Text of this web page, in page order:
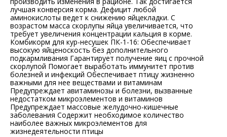
лучшая конверсия корма. Дефицит любой
аминокислоты ведет к снижению яйцекладки. С
возрастом масса скорлупы яйца увеличивается, что
требует увеличения концентрации кальция в корме.
Комбикорм для кур-несушек ПК-1-16: Обеспечивает
высокую яйценоскость без дополнительного
подкармливания Гарантирует получение яиц с прочной
скорлупой Помогает выработать иммунитет против
болезней и инфекций Обеспечивает птицу жизненно
важными для нее веществами и витаминам
Предупреждает авитаминозы и болезни, вызванные
недостатком микроэлементов и витаминов
Предупреждает массовые желудочно-кишечные
заболевания Содержит необходимое количество
наиболее важных микроэлементов для
жизнедеятельности птицы